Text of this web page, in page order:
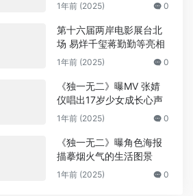
1年前 (2025) 0
第十六届两岸电影展台北
场 易烊千玺蒋勤勤等亮相
1年前 (2025) 0
《独一无二》曝MV 张婧
仪唱出17岁少女成长心声
1年前 (2025) 0
《独一无二》曝角色海报
描摹烟火气的生活图景
1年前 (2025) 0